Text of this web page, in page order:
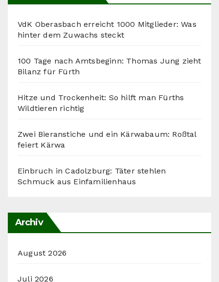
VdK Oberasbach erreicht 1000 Mitglieder: Was
hinter dem Zuwachs steckt
100 Tage nach Amtsbeginn: Thomas Jung zieht
Bilanz für Fürth
Hitze und Trockenheit: So hilft man Fürths
Wildtieren richtig
Zwei Bieranstiche und ein Kärwabaum: Roßtal
feiert Kärwa
Einbruch in Cadolzburg: Täter stehlen
Schmuck aus Einfamilienhaus
Archiv
August 2026
Juli 2026